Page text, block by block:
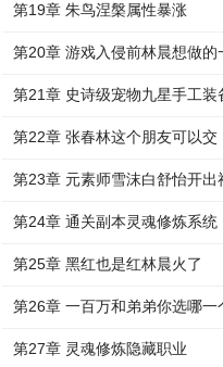
第19章 朱鸟涅槃属性暴涨
第20章 游戏入侵前林晨想做的
第21章 史诗级宠物九星手工装
第22章 张春林这个朋友可以交
第23章 元素师雪沫白舒怡开出
第24章 通关副本灵魂修炼系统
第25章 黑红也是红林晨火了
第26章 一百万和弟弟你选哪一
第27章 灵魂修炼隐藏职业